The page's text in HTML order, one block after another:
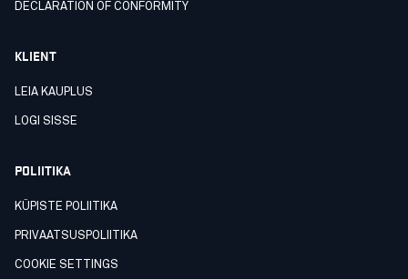
DECLARATION OF CONFORMITY
KLIENT
LEIA KAUPLUS
LOGI SISSE
POLIITIKA
KÜPISTE POLIITIKA
PRIVAATSUSPOLIITIKA
COOKIE SETTINGS